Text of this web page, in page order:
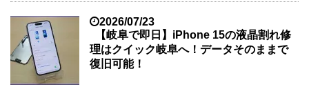
2026/07/23
【岐阜で即日】iPhone 15の液晶割れ修
理はクイック岐阜へ！データそのままで
復旧可能！